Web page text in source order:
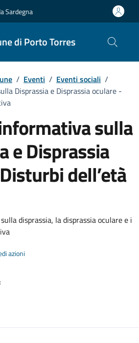
Sardegna
di Porto Torres
/ Eventi / Eventi sociali /
Disprassia e Disprassia oculare -
sulla
e Disprassia
dell’età
disprassia, la disprassia oculare e i
azioni